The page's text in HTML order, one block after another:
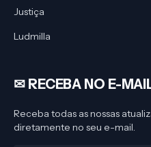
Justiça
Ludmilla
✉︎ RECEBA NO E-
Receba todas as nossas
diretamente no seu e-mail.